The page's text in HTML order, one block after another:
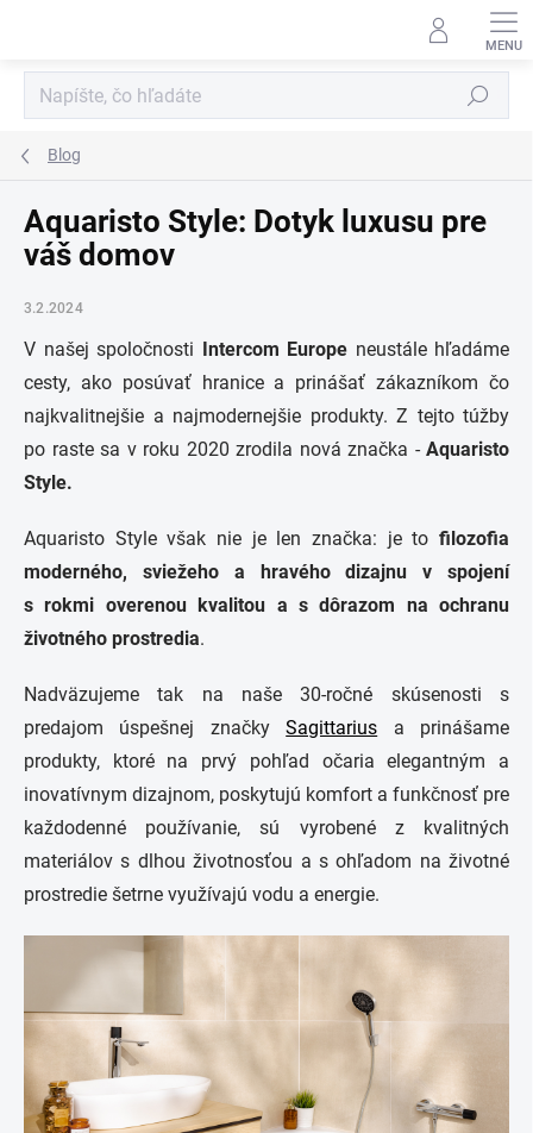
Hľadať
Blog
Aquaristo Style: Dotyk luxusu pre
váš domov
3.2.2024
V našej spoločnosti Intercom Europe neustále hľadáme
cesty, ako posúvať hranice a prinášať zákazníkom čo
najkvalitnejšie a najmodernejšie produkty. Z tejto túžby
po raste sa v roku 2020 zrodila nová značka -Aquaristo
Style.
Aquaristo Style však nie je len značka: je to filozofia
moderného, sviežeho a hravého dizajnu
v spojení
s rokmi overenou kvalitou a s dôrazom na ochranu
životného prostredia.
Nadväzujeme tak na naše 30-ročné skúsenosti s
predajom úspešnej značkySagittarius a prinášame
produkty, ktoré na prvý pohľad očaria elegantným a
inovatívnym dizajnom, poskytujú komfort a funkčnosť pre
každodenné používanie, sú vyrobené z kvalitných
materiálov s dlhou životnosťou a s ohľadom na životné
prostredie šetrne využívajú vodu a energie.